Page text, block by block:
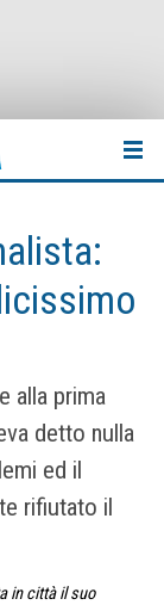
alla prima
detto nulla
ed il
rifiutato il
in città il suo